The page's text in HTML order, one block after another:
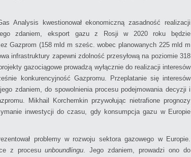
Analysis kwestionował ekonomiczną zasadność realizacji
zdaniem, eksport gazu z Rosji w 2020 roku będzie
Gazprom (158 mld m sześc. wobec planowanych 225 mld m
infrastruktury zapewni zdolność przesyłową na poziomie 318
gazociągowe prowadzą wyłącznie do realizacji interesów
konkurencyjność Gazpromu. Przeplatanie się interesów
zdaniem, do spowolnienia procesu podejmowania decyzji i
Mikhail Korchemkin przywołując nietrafione prognozy
inwestycji do czasu, gdy konsumpcja gazu w Europie
problemy w rozwoju sektora gazowego w Europie.
z procesuunboundlingu. Jego zdaniem, prowadzi ono do